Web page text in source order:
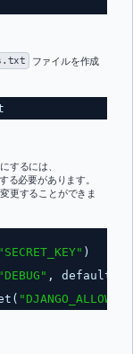
ファイルを作成
するには、
る必要があります。
更することができま
"SECRET_KEY" )
"DEBUG" ,